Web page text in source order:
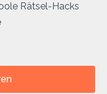
Rätsel-Hacks